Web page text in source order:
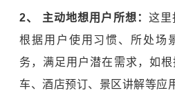
2、 主动地想用户所想：这里
根据用户使用习惯、所处场
务，满足用户潜在需求，如
车、酒店预订、景区讲解等应